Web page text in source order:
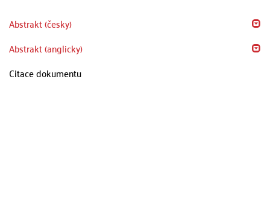
Abstrakt (česky)
Abstrakt (anglicky)
Citace dokumentu